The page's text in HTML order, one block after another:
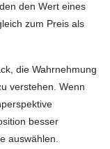
den Wert eines
zum Preis als
die Wahrnehmung
verstehen. Wenn
besser
auswählen.